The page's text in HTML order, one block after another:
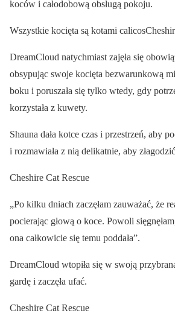
koców i całodobową obsługą pokoju.
Wszystkie kocięta są kotami
DreamCloud natychmiast zajęła się
obsypując swoje kocięta bezwarunkową
boku i poruszała się tylko wtedy, gdy
korzystała z kuwety.
Shauna dała kotce czas i przestrzeń, aby
i rozmawiała z nią delikatnie, aby
Cheshire Cat Rescue
„Po kilku dniach zaczęłam zauważać, że
pocierając głową o koce. Powoli
ona całkowicie się temu poddała”.
DreamCloud wtopiła się w swoją
gardę i zaczęła ufać.
Cheshire Cat Rescue